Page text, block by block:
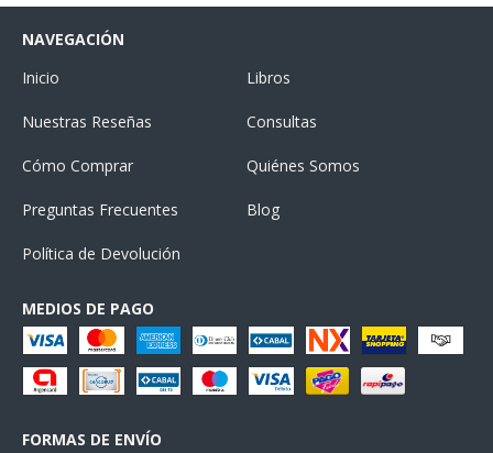
NAVEGACIÓN
Inicio
Libros
Nuestras Reseñas Consultas
Cómo Comprar Quiénes Somos
Preguntas Frecuentes Blog
Política de Devolución
MEDIOS DE PAGO
FORMAS DE ENVÍO